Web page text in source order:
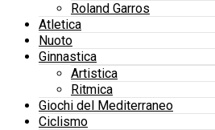
Roland Garros
Atletica
Nuoto
Ginnastica
Artistica
Ritmica
Giochi del Mediterraneo
Ciclismo